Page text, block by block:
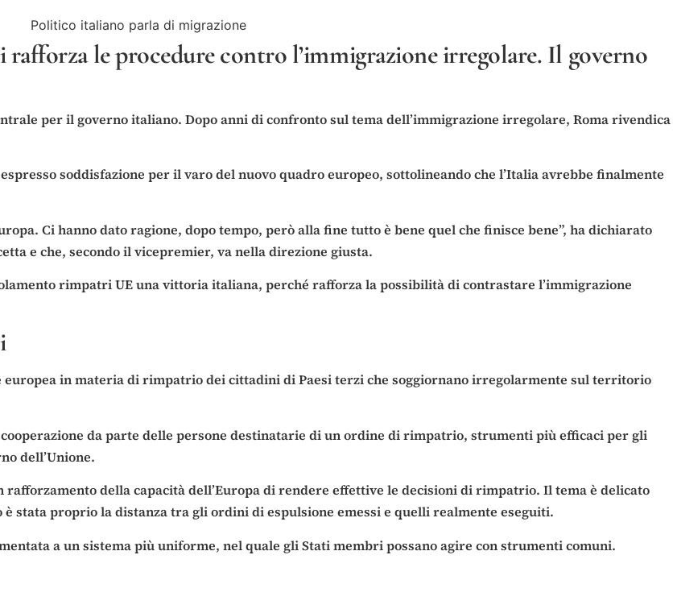
le procedure contro l’immigrazione irregolare. Il governo
per il governo italiano. Dopo anni di confronto sul tema dell’immigrazione irregolare, Roma rivendica
soddisfazione per il varo del nuovo quadro europeo, sottolineando che l’Italia avrebbe finalmente
Ci hanno dato ragione, dopo tempo, però alla fine tutto è bene quel che finisce bene”, ha dichiarato
e che, secondo il vicepremier, va nella direzione giusta.
rimpatri UE una vittoria italiana, perché rafforza la possibilità di contrastare l’immigrazione
europea in materia di rimpatrio dei cittadini di Paesi terzi che soggiornano irregolarmente sul territorio
da parte delle persone destinatarie di un ordine di rimpatrio, strumenti più efficaci per gli
dell’Unione.
della capacità dell’Europa di rendere effettive le decisioni di rimpatrio. Il tema è delicato
stata proprio la distanza tra gli ordini di espulsione emessi e quelli realmente eseguiti.
a un sistema più uniforme, nel quale gli Stati membri possano agire con strumenti comuni.